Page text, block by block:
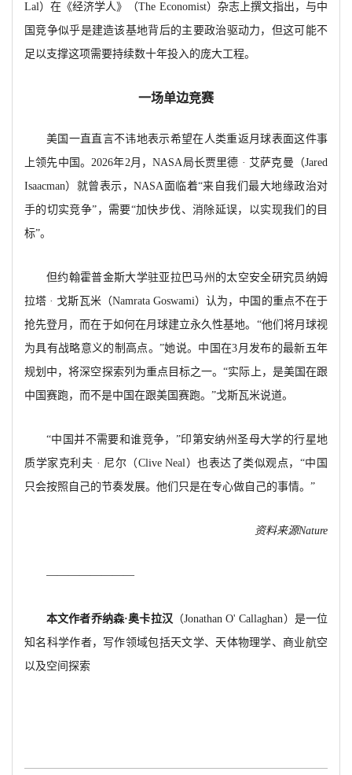
Lal）在《经济学人》（The Economist）杂志上撰文指出，与中
国竞争似乎是建造该基地背后的主要政治驱动力，但这可能不
足以支撑这项需要持续数十年投入的庞大工程。
一场单边竞赛
美国一直直言不讳地表示希望在人类重返月球表面这件事
上领先中国。2026年2月，NASA局长贾里德 · 艾萨克曼（Jared
Isaacman）就曾表示，NASA面临着“来自我们最大地缘政治对
手的切实竞争”，需要“加快步伐、消除延误，以实现我们的目
标”。
但约翰霍普金斯大学驻亚拉巴马州的太空安全研究员纳姆
拉塔 · 戈斯瓦米（Namrata Goswami）认为，中国的重点不在于
抢先登月，而在于如何在月球建立永久性基地。“他们将月球视
为具有战略意义的制高点。”她说。中国在3月发布的最新五年
规划中，将深空探索列为重点目标之一。“实际上，是美国在跟
中国赛跑，而不是中国在跟美国赛跑。”戈斯瓦米说道。
“中国并不需要和谁竞争，”印第安纳州圣母大学的行星地
质学家克利夫 · 尼尔（Clive Neal）也表达了类似观点，“中国
只会按照自己的节奏发展。他们只是在专心做自己的事情。”
资料来源Nature
————————
本文作者乔纳森·奥卡拉汉 （Jonathan O' Callaghan） 是一位
知名科学作者，写作领域包括天文学、天体物理学、商业航空
以及空间探索